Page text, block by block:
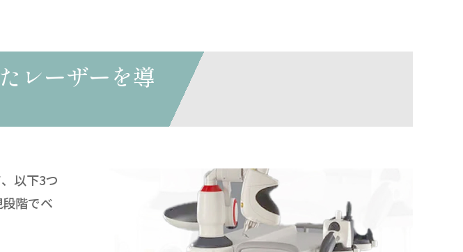
レーザーを導
以下3つ
階でベ